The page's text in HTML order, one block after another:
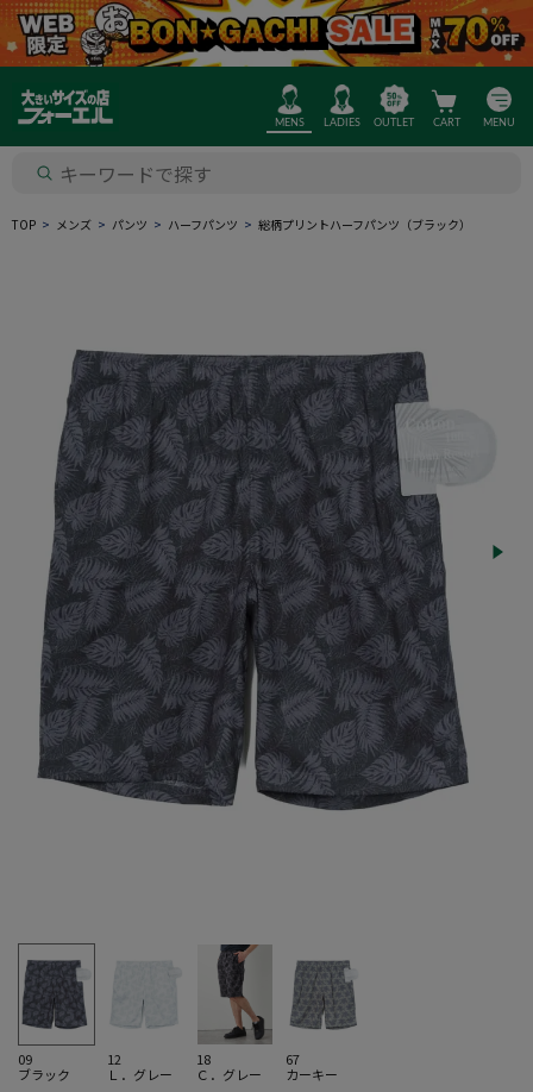
MENS LADIES OUTLET CART MENU
TOP メンズ パンツ ハーフパンツ 総柄プリントハーフパンツ（ブラック）
09
ブラック
12
Ｌ．グレー
18
Ｃ．グレー
67
カーキー